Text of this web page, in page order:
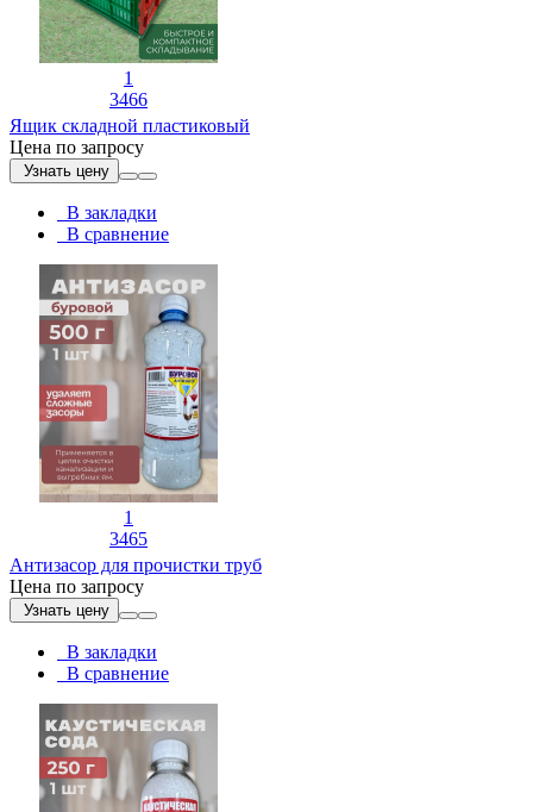
1
3466
Ящик складной пластиковый
Цена по запросу
Узнать цену
В закладки
В сравнение
1
3465
Антизасор для прочистки труб
Цена по запросу
Узнать цену
В закладки
В сравнение